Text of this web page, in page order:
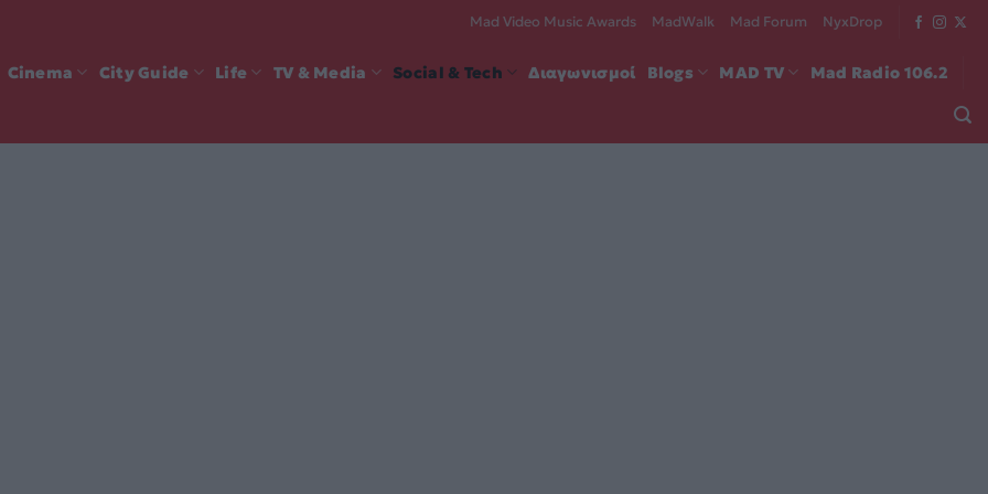
Mad Video Music Awards MadWalk Mad Forum NyxDrop
Cinema City Guide Life TV & Media Social & Tech Διαγωνισμοί Blogs MAD TV Mad Radio 106.2